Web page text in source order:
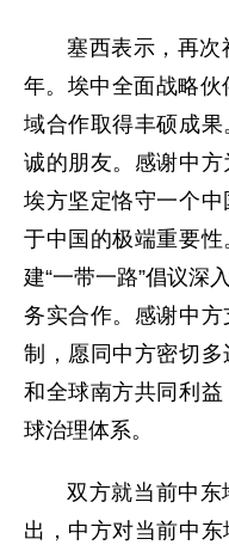
塞西表示，再次
年。埃中全面战略
域合作取得丰硕成
诚的朋友。感谢中方
埃方坚定恪守一个
于中国的极端重要
建“一带一路”倡议深
务实合作。感谢中
制，愿同中方密切
和全球南方共同利
球治理体系。
双方就当前中
出，中方对当前中